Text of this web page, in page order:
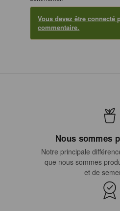
Vous devez être connecté
commentaire.
Nous sommes
Notre principale
que nous sommes
et de